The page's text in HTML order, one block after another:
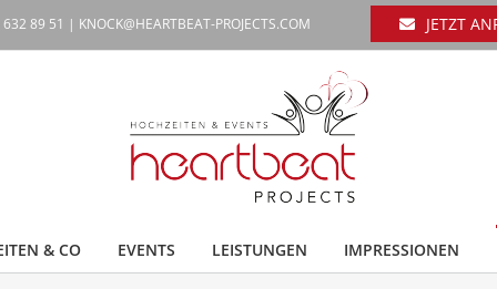
632 89 51 | KNOCK@HEARTBEAT-PROJECTS.COM JETZT
& CO EVENTS LEISTUNGEN IMPRESSIONEN